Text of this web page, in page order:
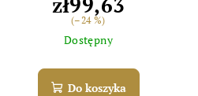
(–24 %)
Dostępny
Do koszyka